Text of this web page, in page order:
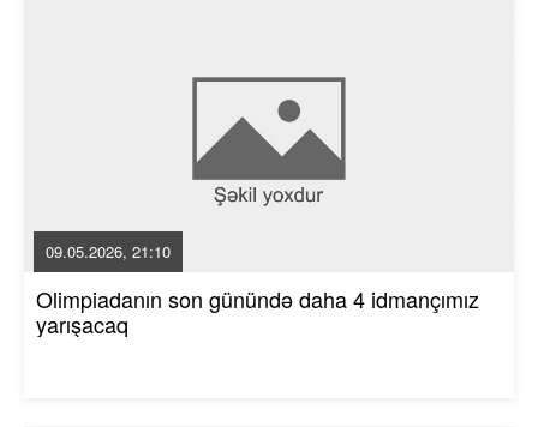
09.05.2026, 21:10
Olimpiadanın son günündə daha 4 idmançımız
yarışacaq